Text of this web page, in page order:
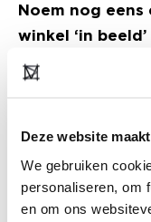
Deze website
We gebruiken
personaliseren, om
en om ons
Noem nog
winkel ‘in
NvR:
“We zien
verbouwd. Die
feel gekregen,
enorme
Gewoon omdat